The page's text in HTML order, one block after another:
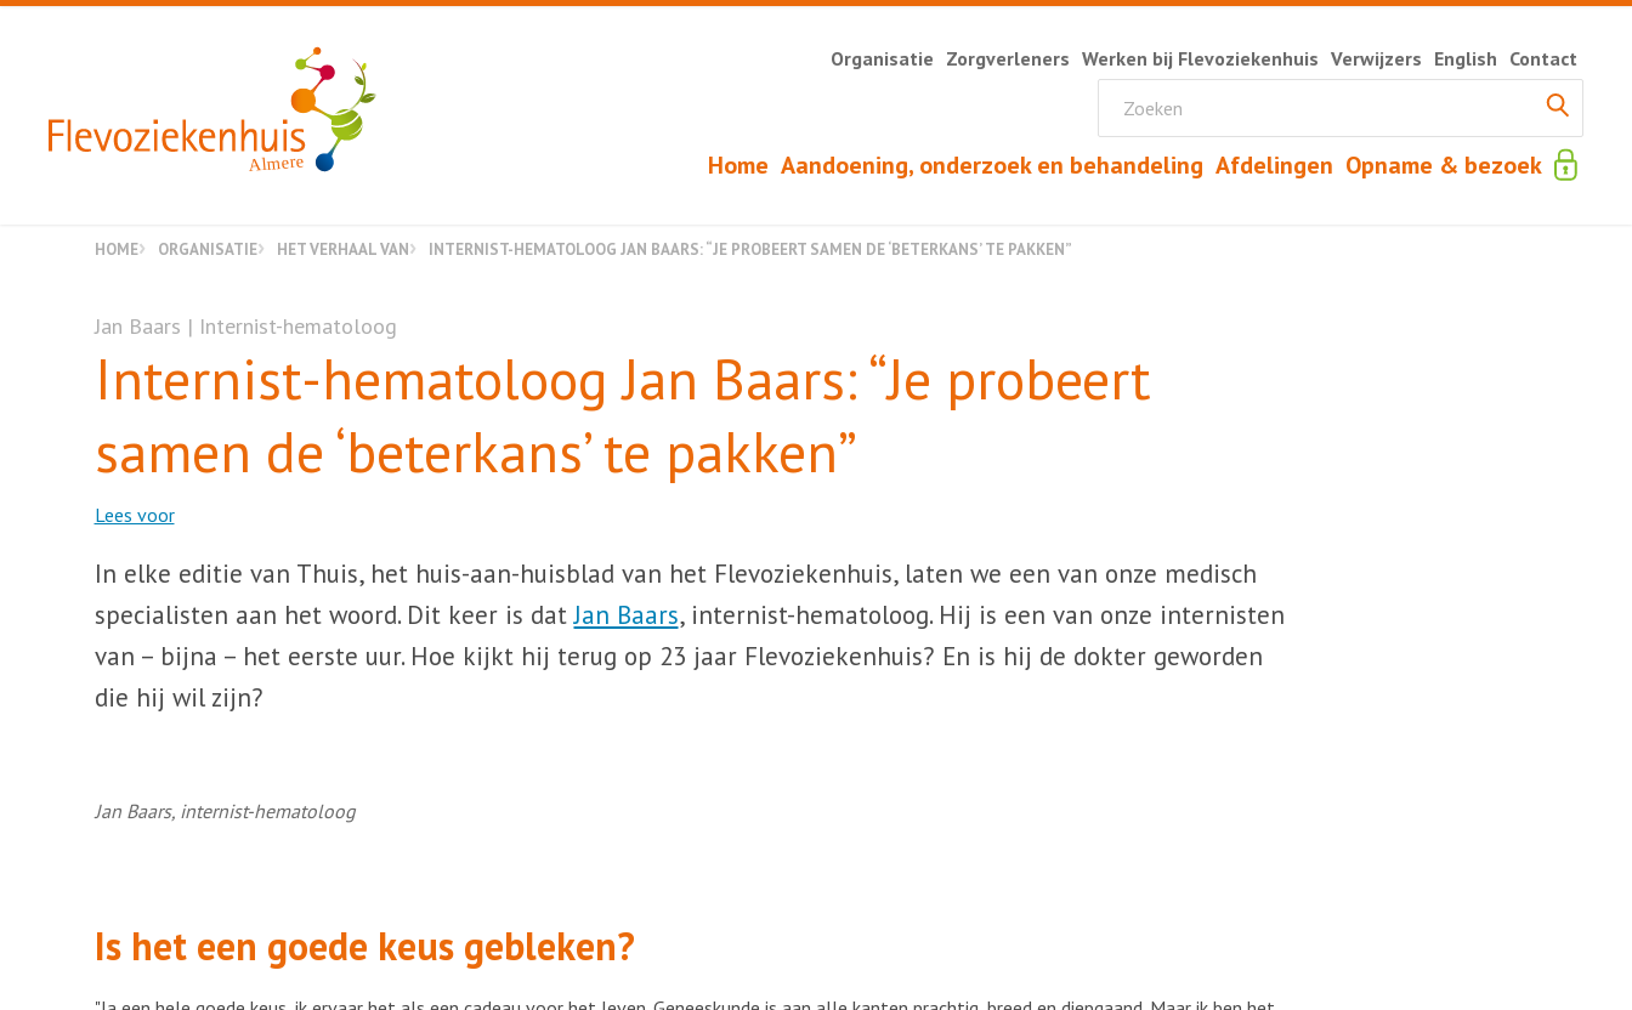
Almere Home Aandoening, onderzoek en behandeling Afdelingen Opname & bezoek
Organisatie Zorgverleners Werken bij Flevoziekenhuis Verwijzers English Contact
HOME ORGANISATIE HET VERHAAL VAN INTERNIST-HEMATOLOOG JAN BAARS: “JE PROBEERT SAMEN DE ‘BETERKANS’ TE PAKKEN”
Jan Baars | Internist-hematoloog
Internist-hematoloog Jan Baars: “Je probeert
samen de ‘beterkans’ te pakken”
Lees voor
In elke editie van Thuis, het huis-aan-huisblad van het Flevoziekenhuis, laten we een van onze medisch
specialisten aan het woord. Dit keer is dat Jan Baars, internist-hematoloog. Hij is een van onze internisten
van – bijna – het eerste uur. Hoe kijkt hij terug op 23 jaar Flevoziekenhuis? En is hij de dokter geworden
die hij wil zijn?
Jan Baars, internist-hematoloog
Is het een goede keus gebleken?